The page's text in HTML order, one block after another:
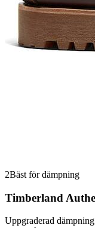
2Bäst för dämpning
Timberland
Uppgraderad